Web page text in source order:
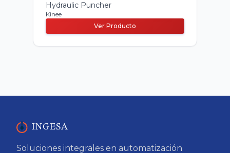
Hydraulic Puncher
Kinee
Ver Producto
INGESA
Soluciones integrales en automatización